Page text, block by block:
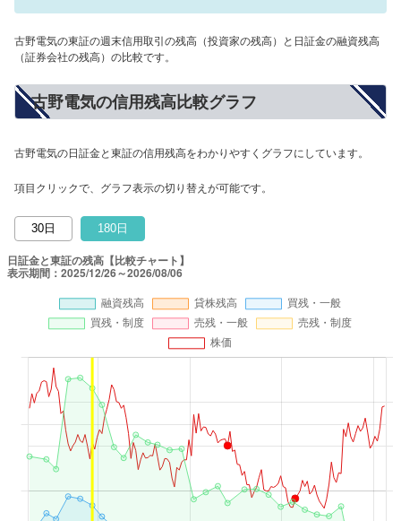
古野電気の東証の週末信用取引の残高（投資家の残高）と日証金の融資残高
（証券会社の残高）の比較です。
古野電気の信用残高比較グラフ
古野電気の日証金と東証の信用残高をわかりやすくグラフにしています。
項目クリックで、グラフ表示の切り替えが可能です。
30日 180日